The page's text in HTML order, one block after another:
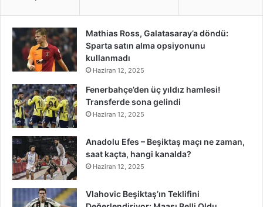
Mathias Ross, Galatasaray’a döndü:
Sparta satın alma opsiyonunu
kullanmadı
Haziran 12, 2025
Fenerbahçe’den üç yıldız hamlesi!
Transferde sona gelindi
Haziran 12, 2025
Anadolu Efes – Beşiktaş maçı ne zaman,
saat kaçta, hangi kanalda?
Haziran 12, 2025
Vlahovic Beşiktaş’ın Teklifini